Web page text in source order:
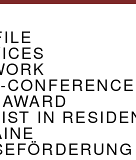
IN